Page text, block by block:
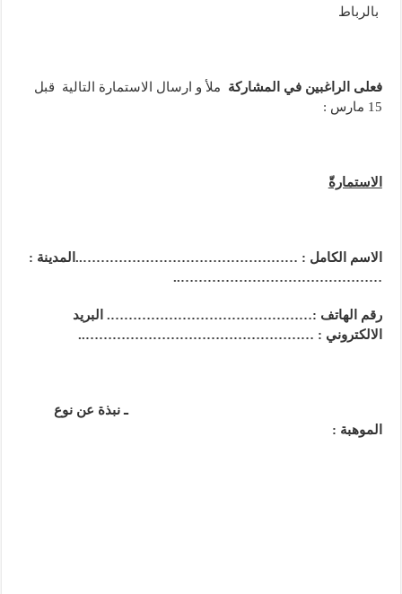
بالرباط
فعلى الراغبين في المشاركة ملأ و ارسال الاستمارة التالية قبل
15 مارس :
الاستمارةّ
الاسم الكامل : …………………………………………..المدينة :
………………………………………..
رقم الهاتف :………………………………………. البريد
الالكتروني : ……………………………………………..
ـ نبذة عن نوع
الموهبة :